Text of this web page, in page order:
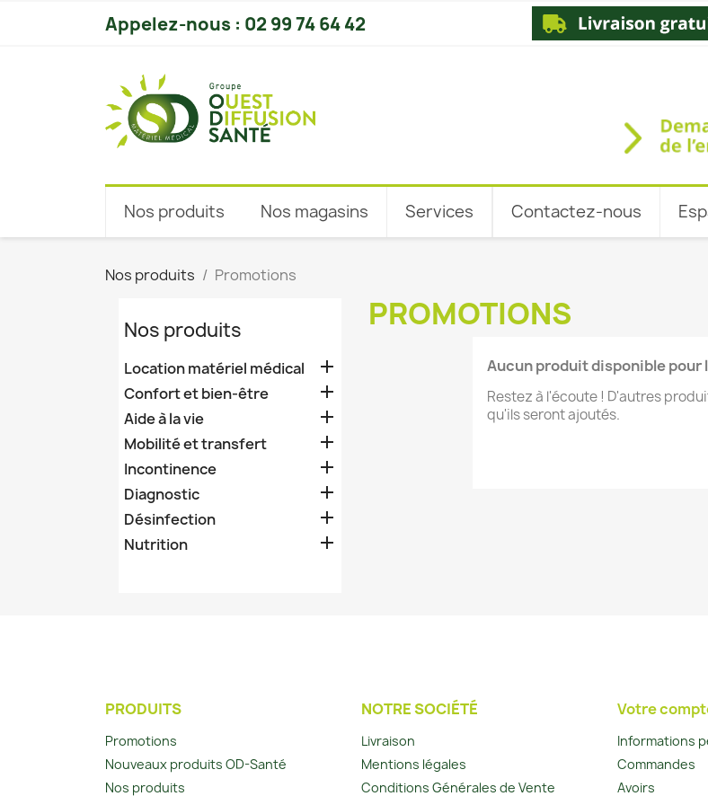
Appelez-nous : 02 99 74 64 42
Nos produits Nos magasins Services Contactez-nous
Nos produits Promotions
Nos produits
Location matériel médical 
Confort et bien-être 
Aide à la vie 
Mobilité et transfert 
Incontinence 
Diagnostic 
Désinfection 
Nutrition 
PROMOTIONS
Aucun produit disponible pour
Restez à l'écoute ! D'autres
qu'ils seront ajoutés.
PRODUITS
Promotions
Nouveaux produits OD-Santé
Nos produits
NOTRE SOCIÉTÉ
Livraison
Mentions légales
Conditions Générales de Vente
Votre
Informations
Commandes
Avoirs